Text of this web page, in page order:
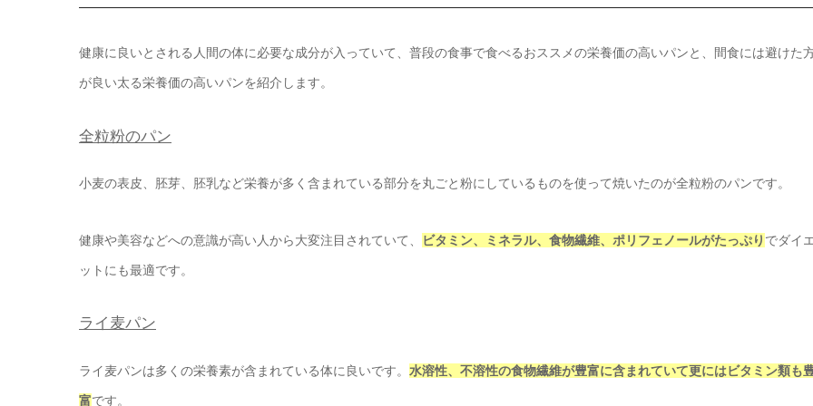
健康に良いとされる人間の体に必要な成分が入っていて、普段の食事で食べるおススメの栄養価の高いパンと、間食には避けた
が良い太る栄養価の高いパンを紹介します。
全粒粉のパン
小麦の表皮、胚芽、胚乳など栄養が多く含まれている部分を丸ごと粉にしているものを使って焼いたのが全粒粉のパンです。
健康や美容などへの意識が高い人から大変注目されていて、 ビタミン、ミネラル、食物繊維、ポリフェノールがたっぷり でダイ
ットにも最適です。
ライ麦パン
ライ麦パンは多くの栄養素が含まれている体に良いです。 水溶性、不溶性の食物繊維が豊富に含まれていて更にはビタミン類も
富です。